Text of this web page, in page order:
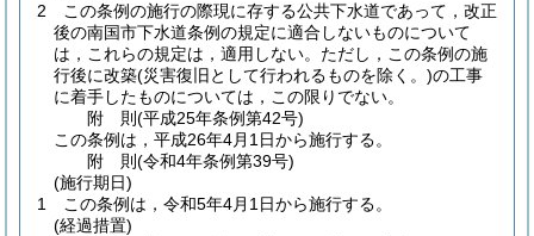
2
この条例の施行の際現に存する公共下水道であって，改正
後の南国市下水道条例の規定に適合しないものについて
は，これらの規定は，適用しない。 ただし，この条例の施
行後に改築(災害復旧として行われるものを除く。)の工事
に着手したものについては，この限りでない。
附 則(平成25年条例第42号)
この条例は，平成26年4月1日から施行する。
附 則(令和4年条例第39号)
(施行期日)
1
この条例は，令和5年4月1日から施行する。
(経過措置)